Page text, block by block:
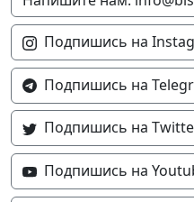
Подпишись на
Подпишись на
Подпишись на
Подпишись на